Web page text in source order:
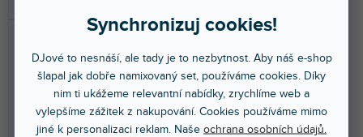
Synchronizuj cookies!
DJové to nesnáší, ale tady je to nezbytnost. Aby náš e-shop
šlapal jak dobře namixovaný set, používáme cookies. Díky
nim ti ukážeme relevantní nabídky, zrychlíme web a
vylepšíme zážitek z nakupování. Cookies používáme mimo
jiné k personalizaci reklam. Naše ochrana osobních údajů.